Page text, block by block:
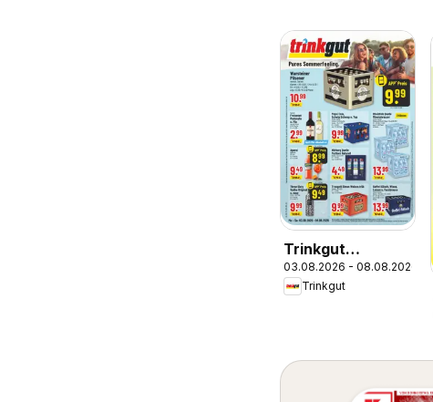
Trinkgut
Prospekt
03.08.2026 - 08.08.2026
Trinkgut